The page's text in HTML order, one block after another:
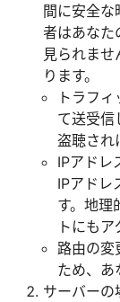
間に安全な
者はあなた
見られま
ります。
トラフ
て送受信
盗聴され
IPアドレ
IPアドレ
す。地理
トにもア
路由の変
ため、あ
サーバーの